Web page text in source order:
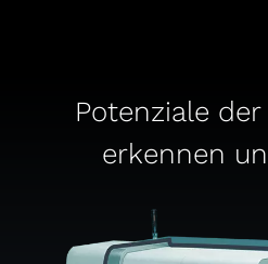
Potenziale
erkennen